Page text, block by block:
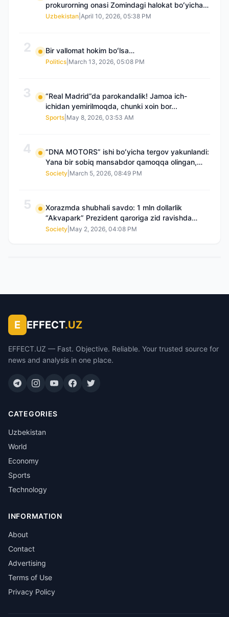
prokurorning onasi Zomindagi halokat boʻyicha
qayta tergov talab qilmoqda
Uzbekistan April 10, 2026, 05:38 PM
2 Bir vallomat hokim boʻlsa…
Politics March 13, 2026, 05:08 PM
3
“Real Madrid”da parokandalik! Jamoa ich-
ichidan yemirilmoqda, chunki xoin bor...
Sports May 8, 2026, 03:53 AM
4
“DNA MOTORS” ishi boʻyicha tergov yakunlandi:
Yana bir sobiq mansabdor qamoqqa olingan,
Saidnazirxanovaning “zami” gʻoyib boʻlgan
Society March 5, 2026, 08:49 PM
5
Xorazmda shubhali savdo: 1 mln dollarlik
“Akvapark” Prezident qaroriga zid ravishda
sotilgani maʼlum boʻldi
Society May 2, 2026, 04:08 PM
E EFFECT.UZ
EFFECT.UZ — Fast. Objective. Reliable. Your trusted source for
news and analysis in one place.
CATEGORIES
Uzbekistan
World
Economy
Sports
Technology
INFORMATION
About
Contact
Advertising
Terms of Use
Privacy Policy